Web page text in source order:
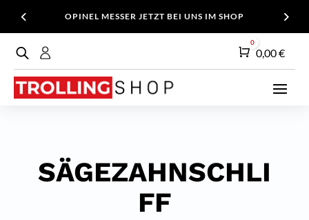
OPINEL MESSER JETZT BEI UNS IM SHOP
Warenkorb
0
0,00€
SÄGEZAHNSCHLI
FF